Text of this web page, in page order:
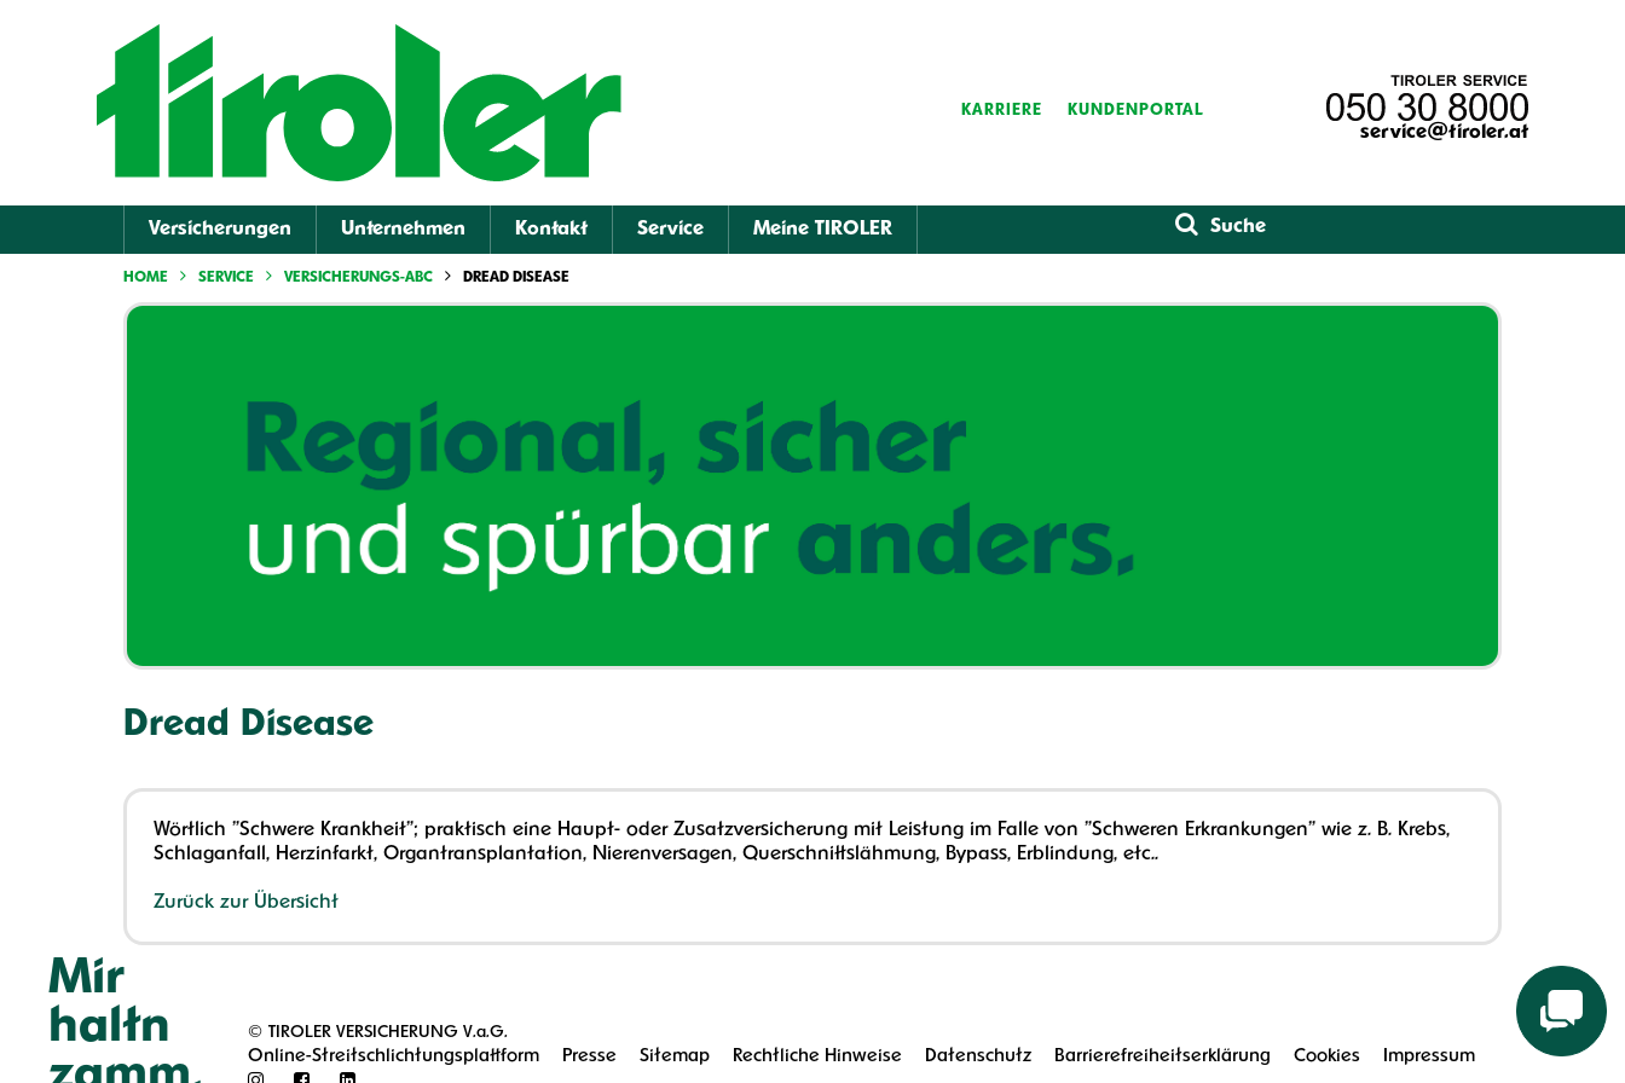
service@tiroler.at
KARRIERE KUNDENPORTAL
Versicherungen Unternehmen Kontakt Service Meine TIROLER
HOME SERVICE VERSICHERUNGS-ABC DREAD DISEASE
Dread Disease
Wörtlich "Schwere Krankheit"; praktisch eine Haupt- oder Zusatzversicherung mit Leistung im Falle von "Schweren Erkrankungen" wie z. B. Krebs,
Schlaganfall, Herzinfarkt, Organtransplantation, Nierenversagen, Querschnittslähmung, Bypass, Erblindung, etc..
Zurück zur Übersicht
Mir
haltn
© TIROLER VERSICHERUNG V.a.G.
Online-Streitschlichtungsplattform
Presse Sitemap Rechtliche Hinweise Datenschutz Barrierefreiheitserklärung Cookies Impressum